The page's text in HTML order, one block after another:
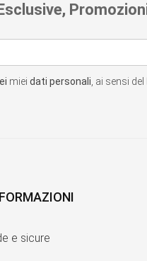
miei dati personali , ai sensi
e sicure